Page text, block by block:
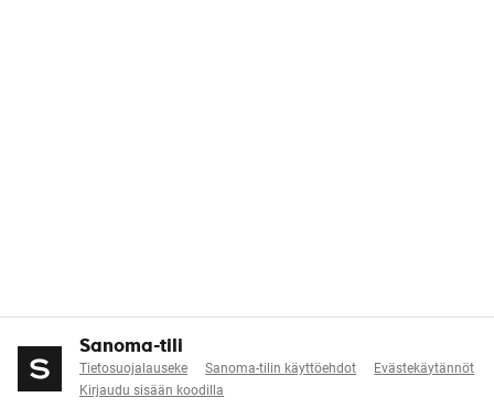
Sanoma-tili
Tietosuojalauseke Sanoma-tilin käyttöehdot
Evästekäytännöt
Kirjaudu sisään koodilla